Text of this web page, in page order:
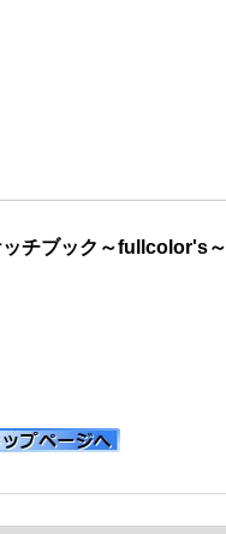
ッチブック～fullcolor's～